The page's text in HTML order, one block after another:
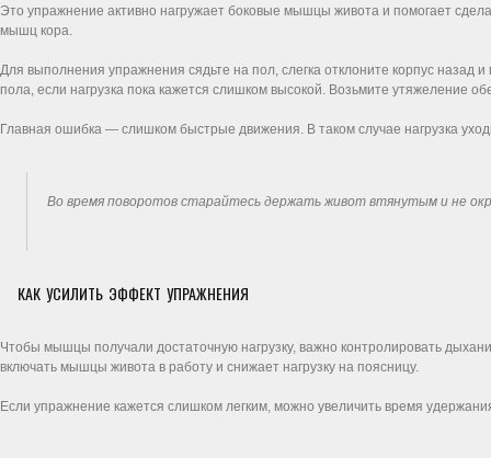
Это упражнение активно нагружает боковые мышцы живота и помогает
мышц кора.
Для выполнения упражнения сядьте на пол, слегка отклоните корпус назад
пола, если нагрузка пока кажется слишком высокой. Возьмите утяжеление
Главная ошибка — слишком быстрые движения. В таком случае нагрузка
Во время поворотов старайтесь держать живот втянутым и не
КАК УСИЛИТЬ ЭФФЕКТ УПРАЖНЕНИЯ
Чтобы мышцы получали достаточную нагрузку, важно контролировать
включать мышцы живота в работу и снижает нагрузку на поясницу.
Если упражнение кажется слишком легким, можно увеличить время